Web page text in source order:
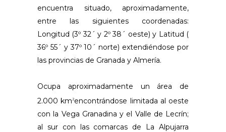
encuentra situado, aproximadamente,
entre las siguientes coordenadas:
Longitud (3º 32´ y 2º 38´ oeste) y Latitud (
36º 55´ y 37º 10´ norte) extendiéndose por
las provincias de Granada y Almería.
Ocupa aproximadamente un área de
2.000 km2encontrándose limitada al oeste
con la Vega Granadina y el Valle de Lecrín;
al sur con las comarcas de La Alpujarra